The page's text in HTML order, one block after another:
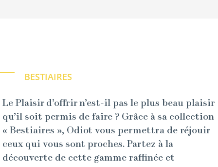
BESTIAIRES
Le Plaisir d’offrir n’est-il pas le plus beau plaisir
qu’il soit permis de faire ? Grâce à sa collection
« Bestiaires », Odiot vous permettra de réjouir
ceux qui vous sont proches. Partez à la
découverte de cette gamme raffinée et